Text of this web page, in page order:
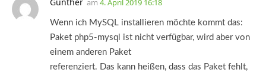
am 4. April 2019 16:18
Wenn ich MySQL installieren möchte kommt das:
Paket php5-mysql ist nicht verfügbar, wird aber von
einem anderen Paket
referenziert. Das kann heißen, dass das Paket fehlt,